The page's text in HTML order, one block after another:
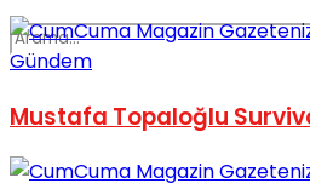
Gündem
Mustafa Topaloğlu